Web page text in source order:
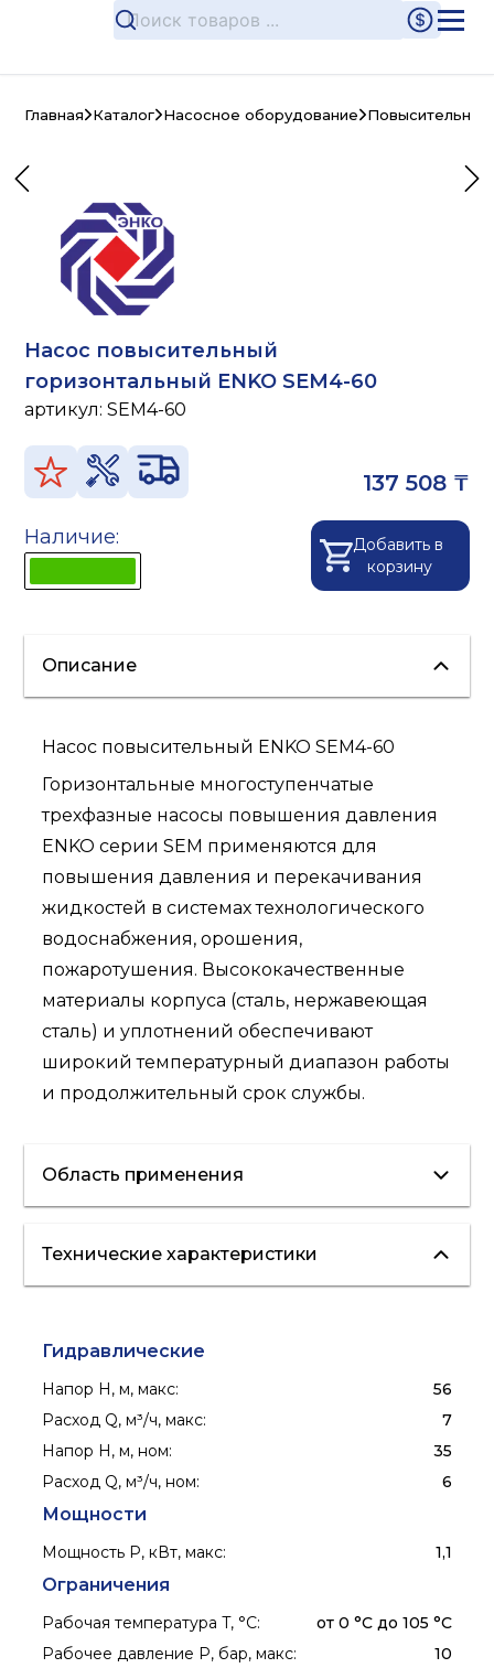
Главная Каталог Насосное оборудование
Насос повысительный
горизонтальный ENKO SEM4-60
артикул:SEM4-60
137 508 ₸
Наличие:
Добавить в
корзину
Описание
Насос повысительный ENKO SEM4-60
Горизонтальные многоступенчатые
трехфазные насосы повышения давления
ENKO серии SEM применяются для
повышения давления и перекачивания
жидкостей в системах технологического
водоснабжения, орошения,
пожаротушения. Высококачественные
материалы корпуса (сталь, нержавеющая
сталь) и уплотнений обеспечивают
широкий температурный диапазон работы
и продолжительный срок службы.
Область применения
отопление
вентиляция
Технические характеристики
Гидравлические
Напор H, м, макс:
56
Расход Q, м³/ч, макс:
7
Напор H, м, ном:
35
Расход Q, м³/ч, ном: 6
Мощности
Мощность P, кВт, макс: 1,1
Ограничения
Рабочая температура T, °C:
от 0 °С до 105 °С
Рабочее давление P, бар, макс: 10